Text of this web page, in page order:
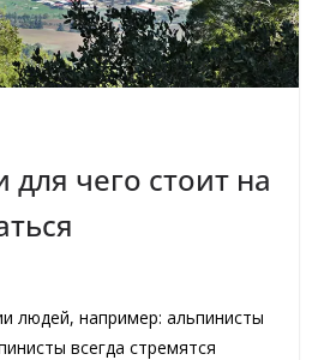
для чего стоит на
людей, например: альпинисты
всегда стремятся